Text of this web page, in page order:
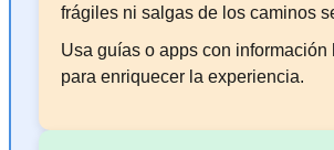
frágiles ni salgas de los caminos
Usa guías o apps con información
para enriquecer la experiencia.